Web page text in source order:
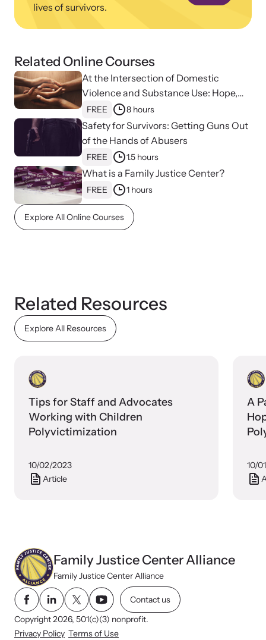
lives of survivors.
Related Online Courses
At the Intersection of Domestic
Violence and Substance Use: Hope,
Healing, and Advocacy for Family
Justice Centers
FREE 8 hours
Safety for Survivors: Getting Guns Out
of the Hands of Abusers
FREE 1.5 hours
What is a Family Justice Center?
FREE 1 hours
Explore All Online Courses
Related Resources
Explore All Resources
Tips for Staff and Advocates
Working with Children
Polyvictimization
10/02/2023
Article
A
10/
Family Justice Center Alliance
Family Justice Center Alliance
Contact us
Copyright 2026, 501(c)(3) nonprofit.
Privacy Policy Terms of Use